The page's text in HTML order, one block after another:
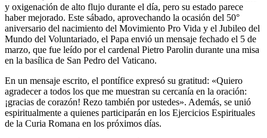
y oxigenación de alto flujo durante el día, pero su estado parece
haber mejorado. Este sábado, aprovechando la ocasión del 50°
aniversario del nacimiento del Movimiento Pro Vida y el Jubileo del
Mundo del Voluntariado, el Papa envió un mensaje fechado el 5 de
marzo, que fue leído por el cardenal Pietro Parolin durante una misa
en la basílica de San Pedro del Vaticano.
En un mensaje escrito, el pontífice expresó su gratitud: «Quiero
agradecer a todos los que me muestran su cercanía en la oración:
¡gracias de corazón! Rezo también por ustedes». Además, se unió
espiritualmente a quienes participarán en los Ejercicios Espirituales
de la Curia Romana en los próximos días.